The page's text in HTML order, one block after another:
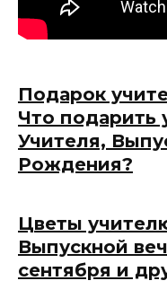
Подарок
Что подарить
Учителя,
Рождения?
Цветы
Выпускной
сентября и